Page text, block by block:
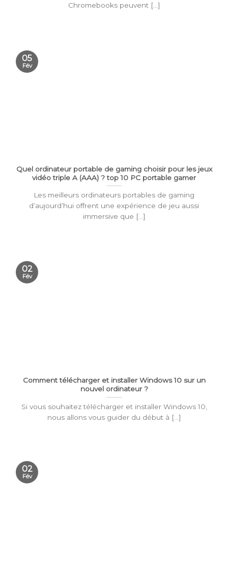
Chromebooks peuvent [...]
Quel ordinateur portable de gaming choisir pour les jeux
vidéo triple A (AAA) ? top 10 PC portable gamer
Les meilleurs ordinateurs portables de gaming
d’aujourd’hui offrent une expérience de jeu aussi
immersive que [...]
05
Fév
Comment télécharger et installer Windows 10 sur un
nouvel ordinateur ?
Si vous souhaitez télécharger et installer Windows 10,
nous allons vous guider du début à [...]
02
Fév
02
Fév